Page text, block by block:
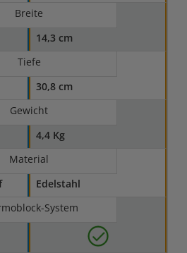
Breite
14,3 cm
Tiefe
30,8 cm
Gewicht
4,4 Kg
Material
Edelstahl
System